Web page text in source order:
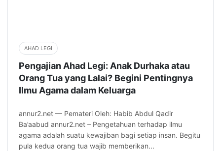
AHAD LEGI
Pengajian Ahad Legi: Anak Durhaka atau
Orang Tua yang Lalai? Begini Pentingnya
Ilmu Agama dalam Keluarga
annur2.net — Pemateri Oleh: Habib Abdul Qadir
Ba’aabud annur2.net – Pengetahuan terhadap ilmu
agama adalah suatu kewajiban bagi setiap insan. Begitu
pula kedua orang tua wajib memberikan...